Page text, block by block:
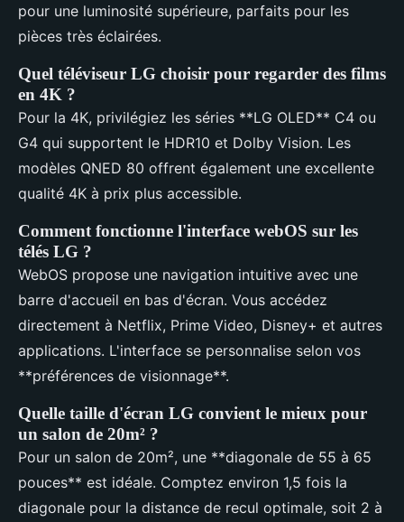
pour une luminosité supérieure, parfaits pour les
pièces très éclairées.
Quel téléviseur LG choisir pour regarder des films
en 4K ?
Pour la 4K, privilégiez les séries **LG OLED** C4 ou
G4 qui supportent le HDR10 et Dolby Vision. Les
modèles QNED 80 offrent également une excellente
qualité 4K à prix plus accessible.
Comment fonctionne l'interface webOS sur les
télés LG ?
WebOS propose une navigation intuitive avec une
barre d'accueil en bas d'écran. Vous accédez
directement à Netflix, Prime Video, Disney+ et autres
applications. L'interface se personnalise selon vos
**préférences de visionnage**.
Quelle taille d'écran LG convient le mieux pour
un salon de 20m² ?
Pour un salon de 20m², une **diagonale de 55 à 65
pouces** est idéale. Comptez environ 1,5 fois la
diagonale pour la distance de recul optimale, soit 2 à